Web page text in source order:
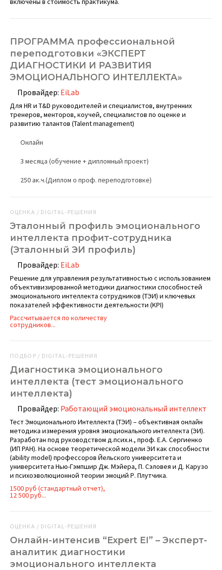
ПРОГРАММА профессиональной
переподготовки «ЭКСПЕРТ
ДИАГНОСТИКИ И РАЗВИТИЯ
ЭМОЦИОНАЛЬНОГО ИНТЕЛЛЕКТА»
Провайдер: EiLab
Для HR и T&D руководителей и специалистов, внутренних
тренеров, менторов, коучей, специалистов по оценке и
развитию талантов (Talent management)
Онлайн
3 месяца (обучение + дипломный проект)
250 ак.ч.(Диплом о проф. переподготовке)
ОЦЕНКА / DIGITAL-РЕШЕНИЯ
Эталонный профиль эмоционального
интеллекта профит-сотрудника
(Эталонный ЭИ профиль)
Провайдер: EiLab
Решение для управления результативностью с использованием
объективизированной методики диагностики способностей
эмоционального интеллекта сотрудников (ТЭИ) и ключевых
показателей эффективности деятельности (KPI)
Рассчитывается по количеству
сотрудников...
ПОДБОР / DIGITAL-РЕШЕНИЯ
Диагностика эмоционального
интеллекта (тест эмоционального
интеллекта)
Провайдер: Работающий эмоциональный интеллект
Тест Эмоционального Интеллекта (ТЭИ) – объективная онлайн
методика измерения уровня эмоционального интеллекта (ЭИ).
Разработан под руководством д.псих.н., проф. Е.А. Сергиенко
(ИП РАН). На основе теоретической модели ЭИ как способности
(ability model) профессоров Йельского университета и
университета Нью-Гэмпшир Дж. Мэйера, П. Сэловея и Д. Карузо
и психоэволюционной теории эмоций Р. Плутчика.
1500 руб (стандартный отчет),
12 500 руб...
ОЦЕНКА / DIGITAL-РЕШЕНИЯ
Онлайн-интенсив “Expert EI” – Эксперт-
аналитик диагностики
эмоционального интеллекта